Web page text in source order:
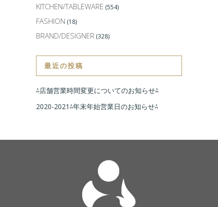
KITCHEN/TABLEWARE (554)
FASHION (18)
BRAND/DESIGNER (328)
最近の投稿
⁂店舗営業時間変更についてのお知らせ⁂
2020-2021⁂年末年始営業日のお知らせ⁂